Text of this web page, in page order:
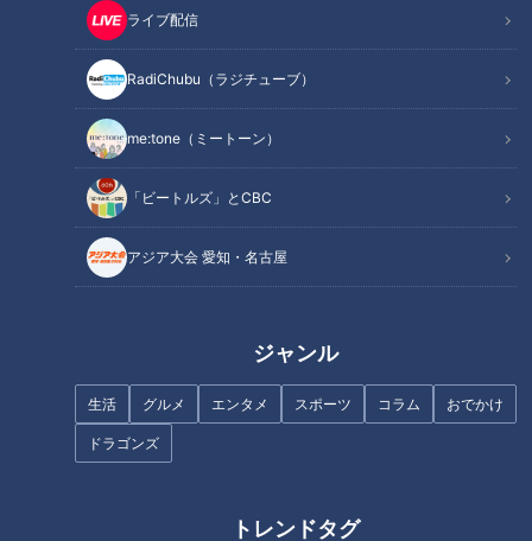
ライブ配信
RadiChubu（ラジチューブ）
me:tone（ミートーン）
「ビートルズ」とCBC
アジア大会 愛知・名古屋
ジャンル
生活 グルメ エンタメ スポーツ コラム おでかけ
ドラゴンズ
トレンドタグ
記事に戻る
この記事を見たあなたへのおすすめ
線！ゼロからプロにする『名古
屋モード学園』にパンサー向井
新感覚「生もっちぷりん」に感
激！グラビアアイドル・三田悠
貴の軽トラ本州縦断の旅